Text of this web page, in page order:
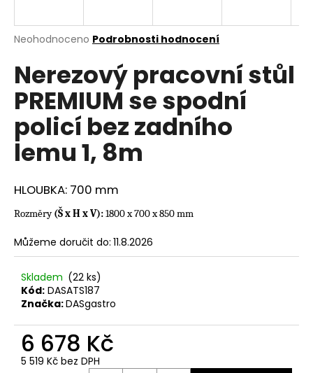
Průměrné
produktu
je
0,0
5
hvězdiček.
Neohodnoceno Podrobnosti hodnocení
Nerezový pracovní stůl
PREMIUM se spodní
policí bez zadního
lemu 1, 8m
HLOUBKA: 700 mm
Rozměry(Š x H x V):1800 x 700 x 850 mm
Můžeme doručit do: 11.8.2026
Skladem (22 ks)
Kód: DASATS187
Značka:DASgastro
6 678 Kč
5 519 Kč bez DPH
j
t
?
HLEDAT
D
o
p
o
u
u
e